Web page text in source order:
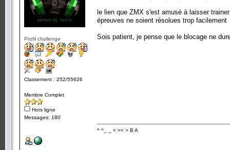
Profil challenge
Classement : 252/55626
Membre Complet
Hors ligne
Messages: 180
le lien que ZMX s'est amusé à laisser
épreuves ne soient résolues trop facilement
Sois patient, je pense que le blocage ne
^ ^_ _ < >< > B A